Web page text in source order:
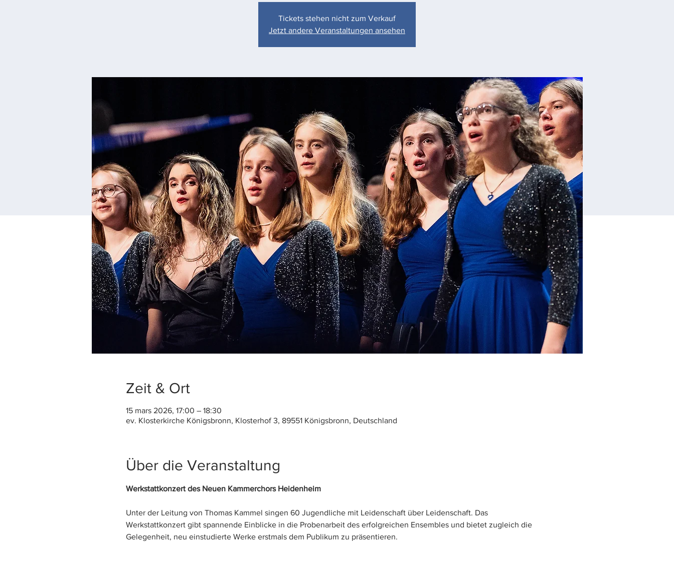
Tickets stehen nicht zum Verkauf
Jetzt andere Veranstaltungen ansehen
Zeit & Ort
15 mars 2026, 17:00 – 18:30
ev. Klosterkirche Königsbronn, Klosterhof 3, 89551 Königsbronn, Deutschland
Über die Veranstaltung
Werkstattkonzert des Neuen Kammerchors Heidenheim
Unter der Leitung von Thomas Kammel singen 60 Jugendliche mit Leidenschaft über Leidenschaft. Das
Werkstattkonzert gibt spannende Einblicke in die Probenarbeit des erfolgreichen Ensembles und bietet zugleich die
Gelegenheit, neu einstudierte Werke erstmals dem Publikum zu präsentieren.